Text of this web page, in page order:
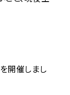
開催しまし